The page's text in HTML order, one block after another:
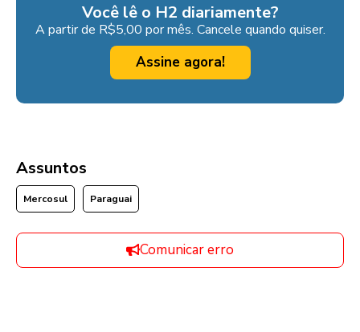
Você lê o H2 diariamente?
A partir de R$5,00 por mês. Cancele quando quiser.
Assine agora!
Assuntos
Mercosul Paraguai
Comunicar erro